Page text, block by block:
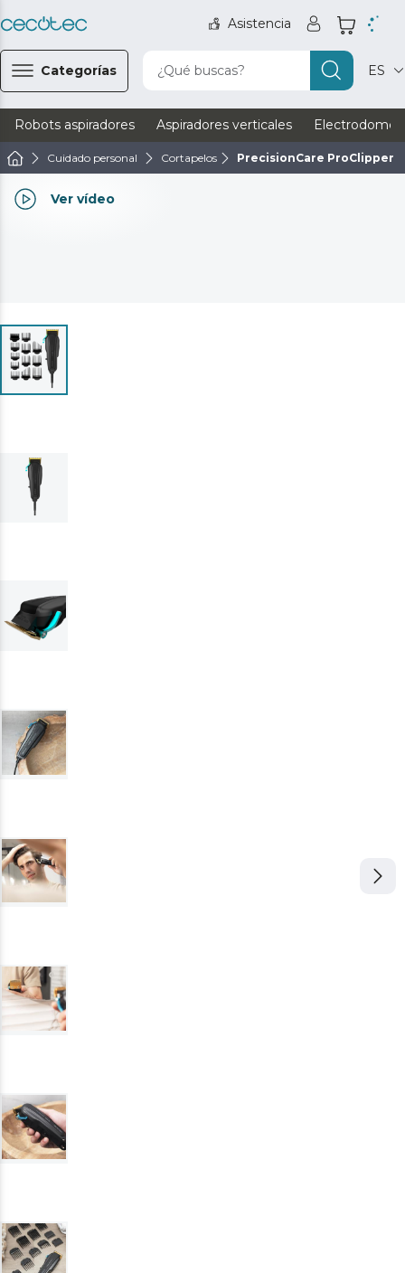
Asistencia
Categorías ¿Qué buscas? ES
Robots aspiradores Aspiradores verticales
Cuidado personal Cortapelos PrecisionCare ProClipper
Ver vídeo